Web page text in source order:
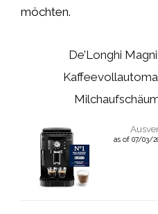
möchten.
De’Longhi
as of 07/03/